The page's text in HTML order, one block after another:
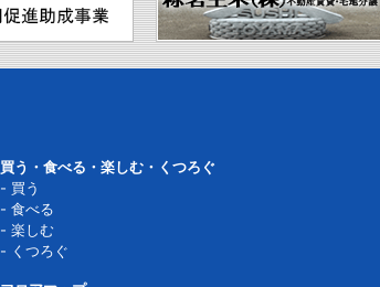
買う・食べる・楽しむ・くつろぐ
買う
食べる
楽しむ
くつろぐ